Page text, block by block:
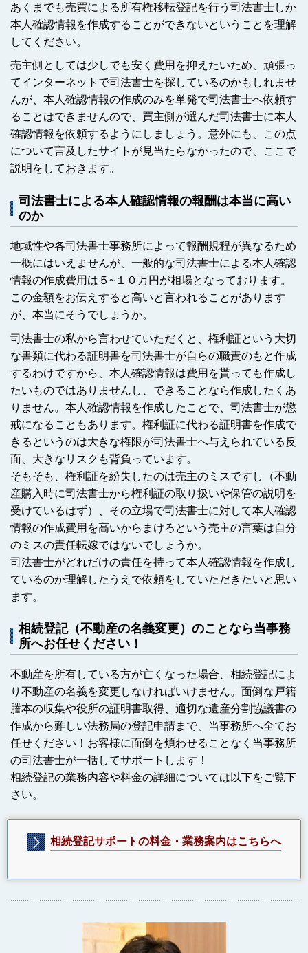
あくまでも売買による所有権移転登記を行う司法書士しか
本人確認情報を作成することができないということを理解
してください。
売主側としては少しでも安く費用を抑えたいため、頑張っ
てインターネットで司法書士を探しているのかもしれませ
んが、本人確認情報の作成のみを単発で司法書士へ依頼す
ることはできませんので、買主側が選んだ司法書士に本人
確認情報を依頼するようにしましょう。意外にも、この点
について言及したサイトが見当たらなかったので、ここで
説明をしておきます。
司法書士による本人確認情報の報酬は本当に高い
のか
地域性や各司法書士事務所によって報酬規程が異なるため
一概にはいえませんが、一般的な司法書士による本人確認
情報の作成費用は５~１０万円が相場となっております。
この金額をお伝えすると高いと言われることがあります
が、本当にそうでしょうか。
司法書士の私から言わせていただくと、権利証という大切
な書類に代わる証明書を司法書士が自らの職責のもと作成
するわけですから、本人確認情報は費用を貰っても作成し
たいものではありませんし、できることなら作成したくあ
りません。本人確認情報を作成したことで、司法書士が懲
戒になることもあります。権利証に代わる証明書を作成で
きるというのは大きな権限が司法書士へ与えられている反
面、大きなリスクも背負っています。
そもそも、権利証を紛失したのは売主のミスですし（不動
産購入時に司法書士から権利証の取り扱いや保管の説明を
受けているはず）、その立場で司法書士に対して本人確認
情報の作成費用を高いからまけろという売主の言葉は自分
のミスの責任転嫁ではないでしょうか。
司法書士がどれだけの責任を持って本人確認情報を作成し
ているのか理解したうえで依頼をしていただきたいと思い
ます。
相続登記（不動産の名義変更）のことなら当事務
所へお任せください！
不動産を所有している方が亡くなった場合、相続登記によ
り不動産の名義を変更しなければいけません。面倒な戸籍
謄本の収集や役所の証明書取得、適切な遺産分割協議書の
作成から難しい法務局の登記申請まで、当事務所へ全てお
任せください！お客様に面倒を煩わせることなく当事務所
の司法書士が一括してサポートします！
相続登記の業務内容や料金の詳細については以下をご覧下
さい。
相続登記サポートの料金・業務案内はこちらへ